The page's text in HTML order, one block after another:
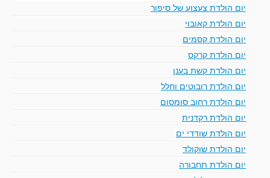
יום הולדת צעצוע של סיפור
יום הולדת קאובוי
יום הולדת קסמים
יום הולדת קרקס
יום הולדת קשת בענן
יום הולדת רובוטים וחלל
יום הולדת רחוב סומסום
יום הולדת רקדנית
יום הולדת שודדי ים
יום הולדת שוקולד
יום הולדת תחבורה